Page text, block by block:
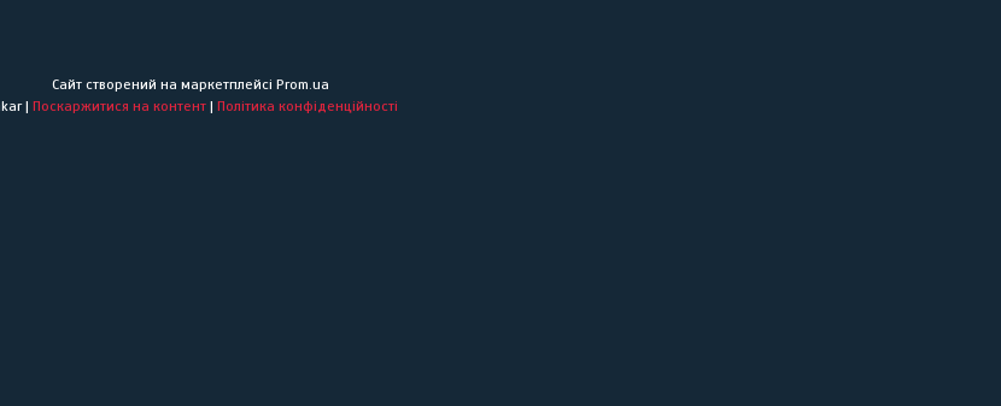
Сайт створений на маркетплейсі Prom.ua
Dakar | Поскаржитися на контент | Політика конфіденційності